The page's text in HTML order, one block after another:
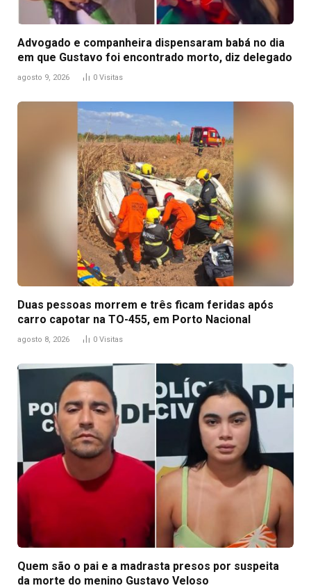
Advogado e companheira dispensaram babá no dia
em que Gustavo foi encontrado morto, diz delegado
agosto 9, 2026 0 Visitas
Duas pessoas morrem e três ficam feridas após
carro capotar na TO-455, em Porto Nacional
agosto 8, 2026 0 Visitas
Quem são o pai e a madrasta presos por suspeita
da morte do menino Gustavo Veloso